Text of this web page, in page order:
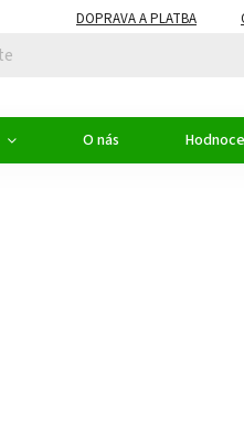
DOPRAVA A PLATBA
O nás